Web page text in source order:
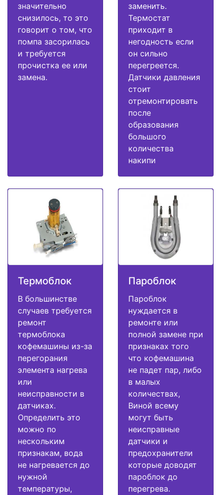
значительно
снизилось, то это
говорит о том, что
помпа засорилась
и требуется
прочистка ее или
замена.
заменить.
Термостат
приходит в
негодность если
он сильно
перегреется.
Датчики давления
стоит
отремонтировать
после
образования
большого
количества
накипи
Термоблок
В большинстве
случаев требуется
ремонт
термоблока
кофемашины из-за
перегорания
элемента нагрева
или
неисправности в
датчиках.
Определить это
можно по
нескольким
признакам, вода
не нагревается до
нужной
температуры,
Пароблок
Пароблок
нуждается в
ремонте или
полной замене при
признаках того
что кофемашина
не падет пар, либо
в малых
количествах,
Виной всему
могут быть
неисправные
датчики и
предохранители
которые доводят
пароблок до
перегрева.